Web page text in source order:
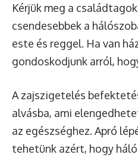
Kérjük meg a
csendesebbek a
este és reggel. Ha van
gondoskodjunk arról,
A zajszigetelés
alvásba, ami
az egészséghez. Apró
tehetünk azért, hogy